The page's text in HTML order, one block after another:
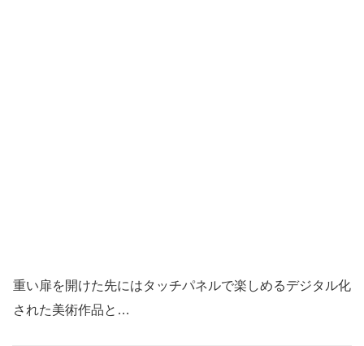
重い扉を開けた先にはタッチパネルで楽しめるデジタル化
された美術作品と…